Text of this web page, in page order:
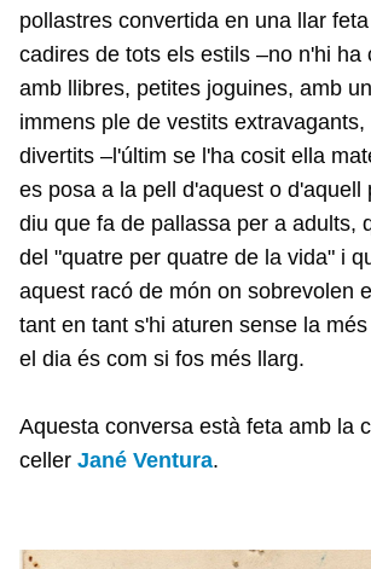
pollastres convertida en una llar
cadires de tots els estils –no n'hi ha
amb llibres, petites joguines, amb
immens ple de vestits extravagants,
divertits –l'últim se l'ha cosit ella
es posa a la pell d'aquest o d'aquell
diu que fa de pallassa per a adults,
del "quatre per quatre de la vida" i
aquest racó de món on sobrevolen
tant en tant s'hi aturen sense la
el dia és com si fos més llarg.
Aquesta conversa està feta amb la
celler Jané Ventura.